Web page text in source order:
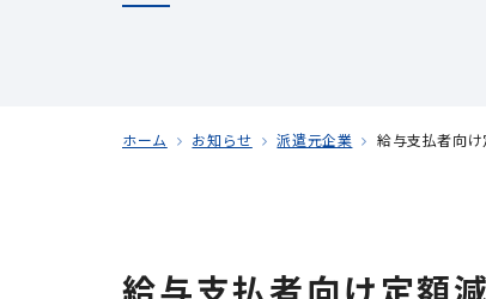
ホーム お知らせ 派遣元企業 給与支払者向
給与支払者向け定額